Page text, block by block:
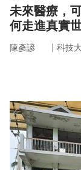
未來醫療，
何走進真實
陳彥諺 ｜ 科技